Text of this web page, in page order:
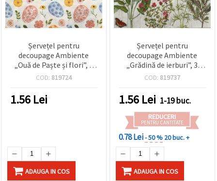
Șervețel pentru
decoupage Ambiente
„Ouă de Paște și flori”, 3
straturi, 33x33 cm – 1
COD: 819724
1.56 Lei
ADAUGA IN COS
Șervețel pentru
decoupage Ambiente
„Grădină de ierburi”, 3
straturi, 33x33 cm – 1
COD: 819737
1.56 Lei 1-19 buc.
REDUCERI
PENTRU CANTITATE
0.78 Lei- 50 % 20 buc. +
ADAUGA IN COS